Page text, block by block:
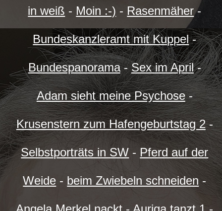
in weiß - Moin :-) - Rasenmäher-
Bundeskanzleramt mit Kuppel-
Bundespanorama-Sex im April-
Adam sieht meine Psychose-
Krusenstern zum Hafengeburtstag 2-
Selbstporträts in SW - Pferd auf der
Weide - beim Zwiebeln schneiden -